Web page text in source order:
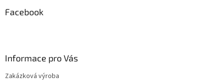
Facebook
Informace pro Vás
Zakázková výroba